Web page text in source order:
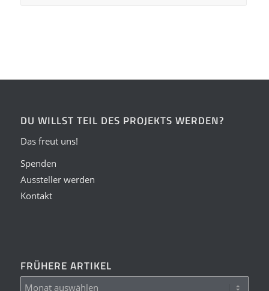
DU WILLST TEIL DES PROJEKTS WERDEN?
Das freut uns!
Spenden
Aussteller werden
Kontakt
FRÜHERE ARTIKEL